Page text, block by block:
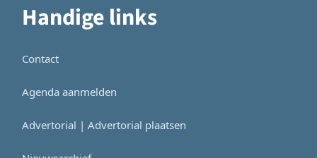
Handige links
Contact
Agenda aanmelden
Advertorial | Advertorial plaatsen